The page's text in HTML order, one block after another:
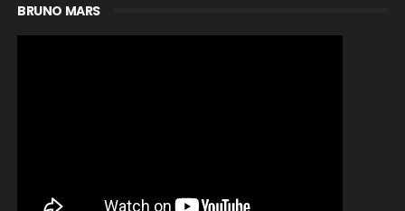
BRUNO MARS